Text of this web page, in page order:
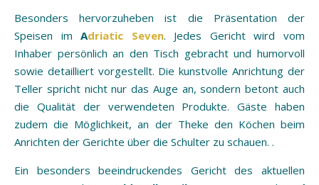
Besonders hervorzuheben ist die Präsentation der
Speisen imAdriatic Seven. Jedes Gericht wird vom
Inhaber persönlich an den Tisch gebracht und humorvoll
sowie detailliert vorgestellt. Die kunstvolle Anrichtung der
Teller spricht nicht nur das Auge an, sondern betont auch
die Qualität der verwendeten Produkte. Gäste haben
zudem die Möglichkeit, an der Theke den Köchen beim
Anrichten der Gerichte über die Schulter zu schauen. .
Ein besonders beeindruckendes Gericht des aktuellen